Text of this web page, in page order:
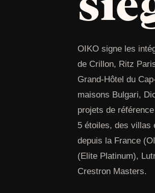
OIKO signe les
de Crillon, Ritz
Grand-Hôtel du
maisons Bulgari,
projets de
5 étoiles, des villas
depuis la France
(Elite Platinum),
Crestron Masters.